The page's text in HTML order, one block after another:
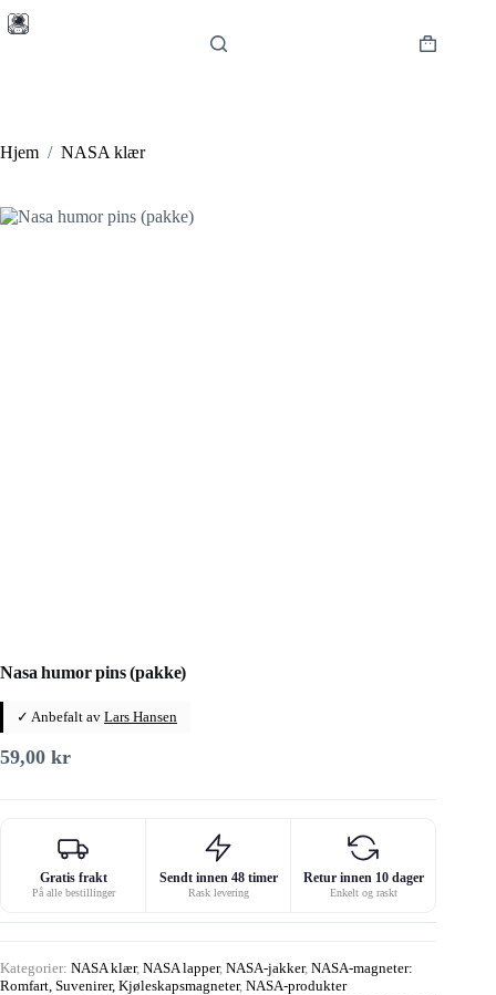
til
Hjem / NASA klær
Nasa humor pins (pakke)
✓ Anbefalt av Lars Hansen
59,00 kr
Gratis frakt
På alle bestillinger
Sendt innen 48 timer
Rask levering
Retur innen 10 dager
Enkelt og raskt
Kategorier: NASA klær, NASA lapper, NASA-jakker, NASA-magneter:
Romfart, Suvenirer, Kjøleskapsmagneter, NASA-produkter